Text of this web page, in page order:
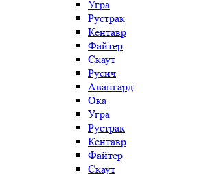
Угра
Рустрак
Кентавр
Файтер
Скаут
Русич
Авангард
Ока
Угра
Рустрак
Кентавр
Файтер
Скаут